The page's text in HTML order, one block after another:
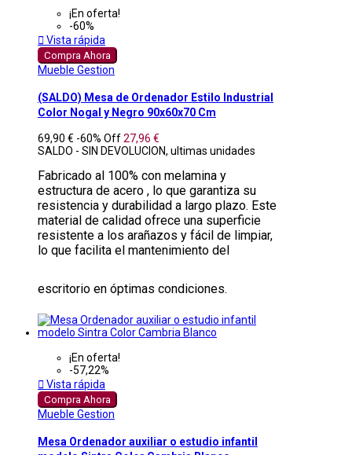
¡En oferta!
-60%
 Vista rápida
Compra Ahora
Mueble Gestion
(SALDO) Mesa de Ordenador Estilo Industrial
Color Nogal y Negro 90x60x70 Cm
69,90 € -60% Off27,96 €
SALDO - SIN DEVOLUCION, ultimas unidades
Fabricado al 100% con melamina y
estructura de acero , lo que garantiza su
resistencia y durabilidad a largo plazo. Este
material de calidad ofrece una superficie
resistente a los arañazos y fácil de limpiar,
lo que facilita el mantenimiento del
escritorio en óptimas condiciones.
¡En oferta!
-57,22%
 Vista rápida
Compra Ahora
Mueble Gestion
Mesa Ordenador auxiliar o estudio infantil